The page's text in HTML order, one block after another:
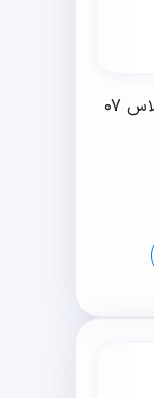
پولوشرت ورزشی مردانه تکنیک پلاس 07